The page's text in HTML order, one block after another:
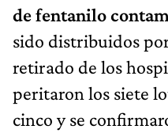
de fentanilo
sido distribuidos
retirado de los
peritaron los siete
cinco y se